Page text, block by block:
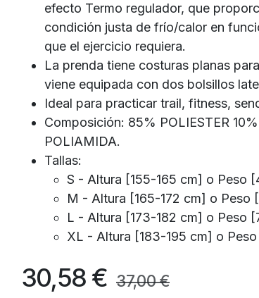
efecto Termo regulador, que
condición justa de frío/calor en
que el ejercicio requiera.
La prenda tiene costuras planas
viene equipada con dos bolsillos
Ideal para practicar trail, fitness,
Composición: 85% POLIESTER
POLIAMIDA.
Tallas:
S - Altura [155-165 cm] o Peso
M - Altura [165-172 cm] o Peso
L - Altura [173-182 cm] o Peso
XL - Altura [183-195 cm] o
30,58 € 37,00€